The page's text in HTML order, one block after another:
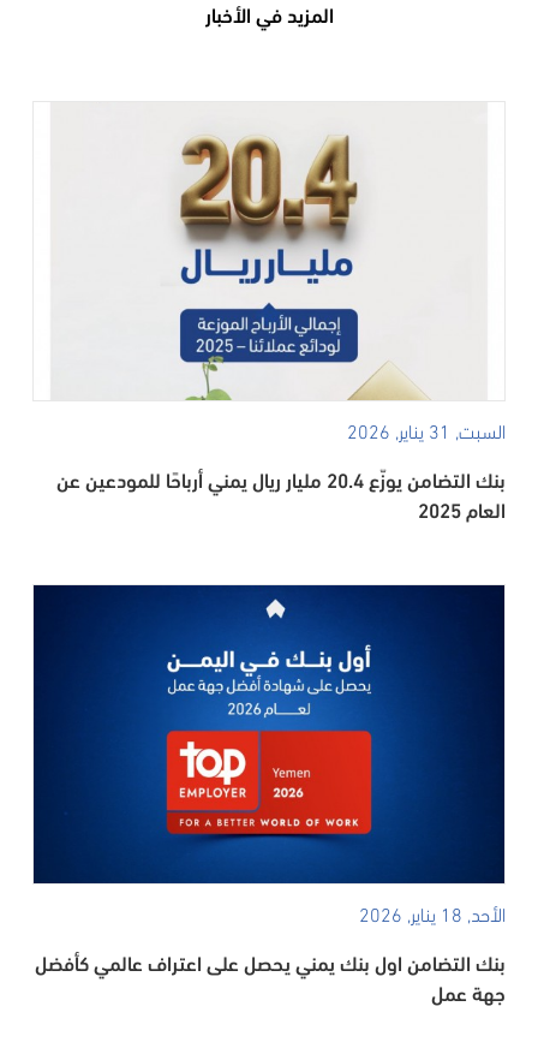
المزيد في الأخبار
السبت, 31 يناير, 2026
بنك التضامن يوزّع 20.4 مليار ريال يمني أرباحًا للمودعين عن
العام 2025
الأحد, 18 يناير, 2026
بنك التضامن اول بنك يمني يحصل على اعتراف عالمي كأفضل
جهة عمل